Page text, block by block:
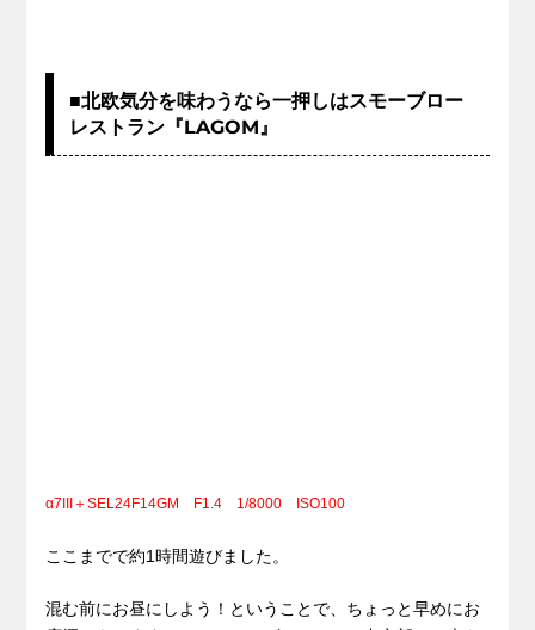
■北欧気分を味わうなら一押しはスモーブロー
レストラン『LAGOM』
α7III＋SEL24F14GM F1.4 1/8000 ISO100
ここまでで約1時間遊びました。
混む前にお昼にしよう！ということで、ちょっと早めにお